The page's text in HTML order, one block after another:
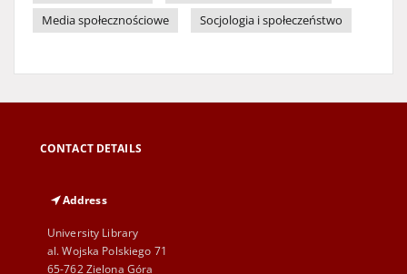
Media społecznościowe
Socjologia i społeczeństwo
CONTACT DETAILS
Address
University Library
al. Wojska Polskiego 71
65-762 Zielona Góra